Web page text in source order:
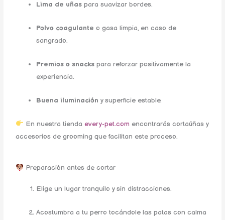
Lima de uñas para suavizar bordes.
Polvo coagulante o gasa limpia, en caso de
sangrado.
Premios o snacks para reforzar positivamente la
experiencia.
Buena iluminación y superficie estable.
En nuestra tienda every-pet.com encontrarás cortaúñas y
accesorios de grooming que facilitan este proceso.
Preparación antes de cortar
Elige un lugar tranquilo y sin distracciones.
Acostumbra a tu perro tocándole las patas con calma